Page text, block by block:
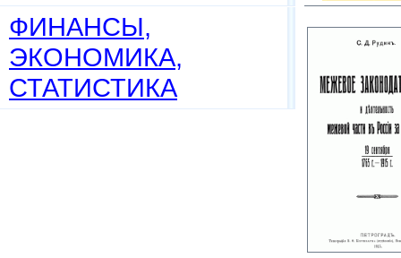
ФИНАНСЫ,
ЭКОНОМИКА,
СТАТИСТИКА